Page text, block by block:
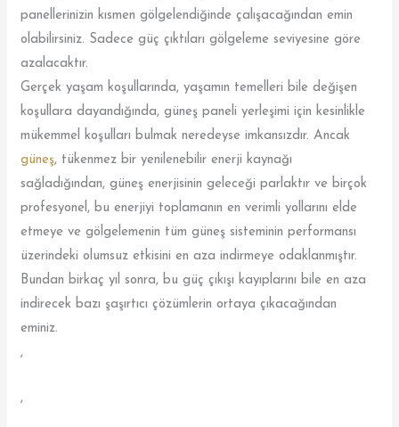
panellerinizin kısmen gölgelendiğinde çalışacağından emin
olabilirsiniz. Sadece güç çıktıları gölgeleme seviyesine göre
azalacaktır.
Gerçek yaşam koşullarında, yaşamın temelleri bile değişen
koşullara dayandığında, güneş paneli yerleşimi için kesinlikle
mükemmel koşulları bulmak neredeyse imkansızdır. Ancak
güneş, tükenmez bir yenilenebilir enerji kaynağı
sağladığından, güneş enerjisinin geleceği parlaktır ve birçok
profesyonel, bu enerjiyi toplamanın en verimli yollarını elde
etmeye ve gölgelemenin tüm güneş sisteminin performansı
üzerindeki olumsuz etkisini en aza indirmeye odaklanmıştır.
Bundan birkaç yıl sonra, bu güç çıkışı kayıplarını bile en aza
indirecek bazı şaşırtıcı çözümlerin ortaya çıkacağından
eminiz.
,
,